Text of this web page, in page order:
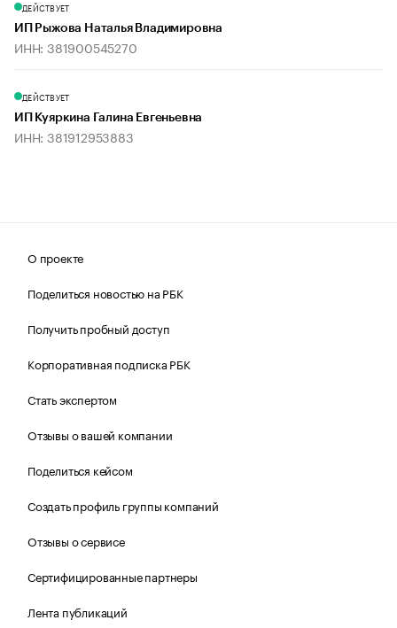
ДЕЙСТВУЕТ
ИП Рыжова Наталья Владимировна
ИНН: 381900545270
ДЕЙСТВУЕТ
ИП Куяркина Галина Евгеньевна
ИНН: 381912953883
О проекте
Поделиться новостью на РБК
Получить пробный доступ
Корпоративная подписка РБК
Стать экспертом
Отзывы о вашей компании
Поделиться кейсом
Создать профиль группы компаний
Отзывы о сервисе
Сертифицированные партнеры
Лента публикаций